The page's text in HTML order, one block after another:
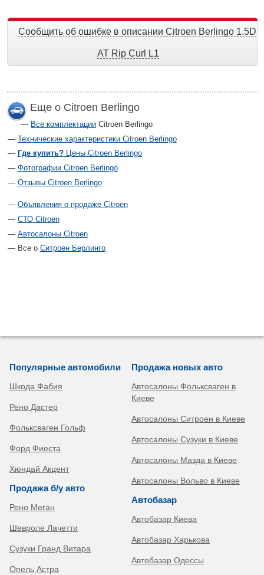
Сообщить об ошибке в описании Citroen Berlingo 1.5D
AT Rip Curl L1
Еще о Citroen Berlingo
Все комплектации Citroen Berlingo
Технические характеристики Citroen Berlingo
Где купить?Цены Citroen Berlingo
Фотографии Citroen Berlingo
Отзывы Citroen Berlingo
Объявления о продаже Citroen
СТО Citroen
Автосалоны Citroen
Все о Ситроен Берлинго
Популярные автомобили
Шкода Фабия
Рено Дастер
Фольксваген Гольф
Форд Фиеста
Хюндай Акцент
Продажа б/у авто
Рено Меган
Шевроле Лачетти
Сузуки Гранд Витара
Опель Астра
Продажа новых авто
Автосалоны Фольксваген в
Киеве
Автосалоны Ситроен в Киеве
Автосалоны Сузуки в Киеве
Автосалоны Мазда в Киеве
Автосалоны Вольво в Киеве
Автобазар
Автобазар Киева
Автобазар Харькова
Автобазар Одессы